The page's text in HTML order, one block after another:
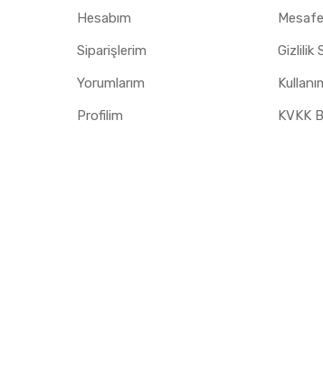
Hesabım
Siparişlerim
Yorumlarım
Profilim
Gizlilik
KVKK